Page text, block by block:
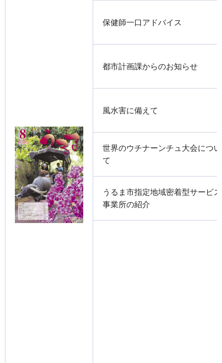
保健師一口アドバイス
都市計画課からのお知らせ
風水害に備えて
世界のウチナーンチュ大会につい
て
うるま市指定地域密着型サービス
事業所の紹介